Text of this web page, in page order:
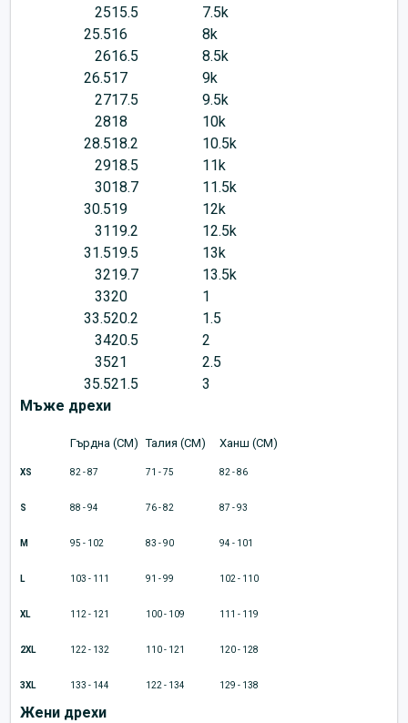
2515.5
7.5k
25.516
8k
2616.5
8.5k
26.517
9k
2717.5
9.5k
2818
10k
28.518.2
10.5k
2918.5
11k
3018.7
11.5k
30.519
12k
3119.2
12.5k
31.519.5
13k
3219.7
13.5k
3320
1
33.520.2
1.5
3420.5
2
3521
2.5
35.521.5
3
Мъже дрехи
Гърдна (CM) Талия (CM) Ханш (CM)
XS 82 - 87 71 - 75 82 - 86
S 88 - 94 76 - 82 87 - 93
M 95 - 102 83 - 90 94 - 101
L 103 - 111 91 - 99 102 - 110
XL 112 - 121 100 - 109 111 - 119
2XL 122 - 132 110 - 121 120 - 128
3XL 133 - 144 122 - 134 129 - 138
Жени дрехи